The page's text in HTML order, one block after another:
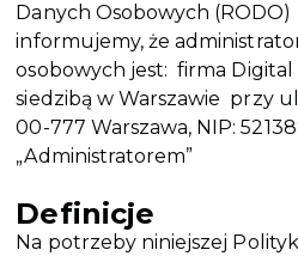
Danych Osobowych
informujemy, że
osobowych jest: firma Digital
siedzibą w Warszawie przy
00-777 Warszawa, NIP:
„Administratorem”
Definicje
Na potrzeby niniejszej